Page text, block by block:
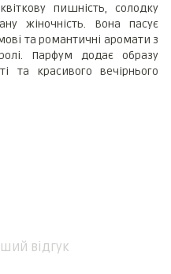
пишність, солодку
жіночність. Вона пасує
та романтичні аромати з
Парфум додає образу
та красивого вечірнього
відгук